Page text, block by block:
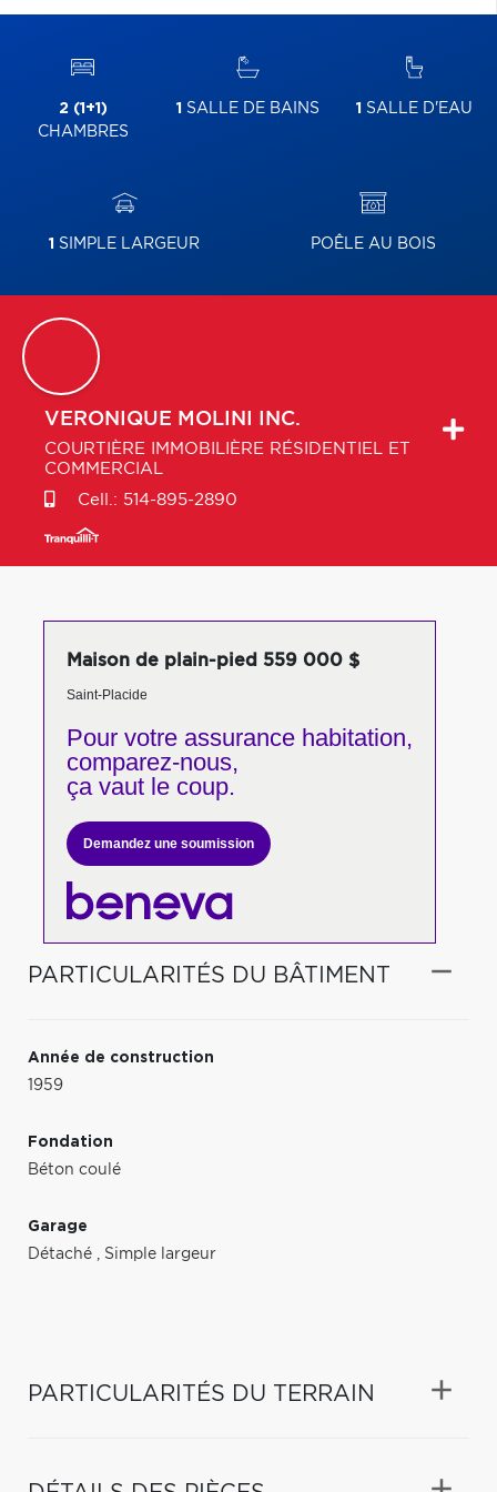
2 (1+1)
CHAMBRES
1 SALLE DE BAINS 1 SALLE D'EAU
1 SIMPLE LARGEUR POÊLE AU BOIS
VERONIQUE MOLINI INC.
COURTIÈRE IMMOBILIÈRE RÉSIDENTIEL ET
COMMERCIAL
Cell.: 514-895-2890
Maison de plain-pied 559 000 $
Saint-Placide
Pour votreassurance habitation,
comparez-nous,
ça vaut le coup.
Demandez une soumission
PARTICULARITÉS DU BÂTIMENT
Année de construction
1959
Fondation
Béton coulé
Garage
Détaché , Simple largeur
PARTICULARITÉS DU TERRAIN